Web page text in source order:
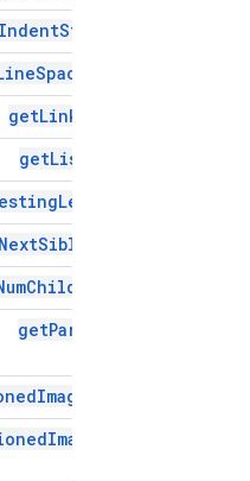
IndentStart(
Spacing(
getLink
getList
Level(
NextSibling(
Children(
getParent(
Image(
Images(